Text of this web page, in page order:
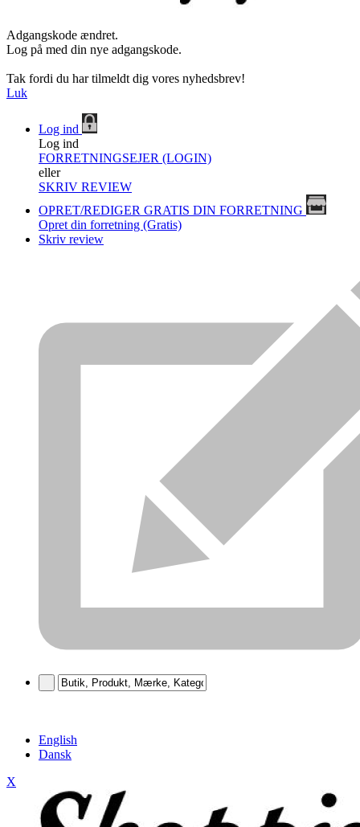
Adgangskode ændret.
Log på med din nye adgangskode.
Tak fordi du har tilmeldt dig vores nyhedsbrev!
Luk
Log ind
Log ind
FORRETNINGSEJER (LOGIN)
eller
SKRIV REVIEW
OPRET/REDIGER GRATIS DIN FORRETNING
Opret din forretning (Gratis)
Skriv review
English
Dansk
X